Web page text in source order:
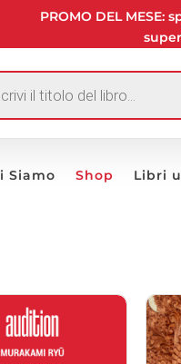
PROMO DEL
Siamo Shop Libri